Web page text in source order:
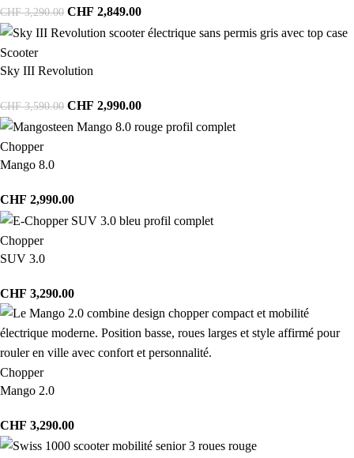
CHF3,290.00 CHF 2,849.00
Scooter
Sky III Revolution
CHF3,590.00 CHF 2,990.00
Chopper
Mango 8.0
CHF 2,990.00
Chopper
SUV 3.0
CHF 3,290.00
Chopper
Mango 2.0
CHF 3,290.00